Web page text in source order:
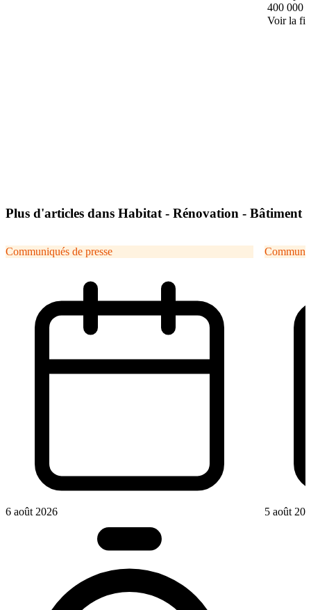
400 000 €
Voir la
Plus d'articles dans Habitat - Rénovation - Bâtiment
Communiqués de presse
6 août 2026 5 août